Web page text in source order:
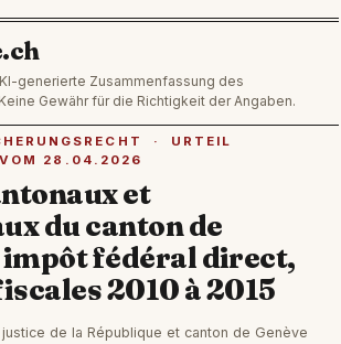
KI-generierte Zusammenfassung des
Gewähr für die Richtigkeit der Angaben.
· URTEIL
28.04.2026
et
du canton de
impôt fédéral direct,
2010 à 2015
de la République et canton de Genève